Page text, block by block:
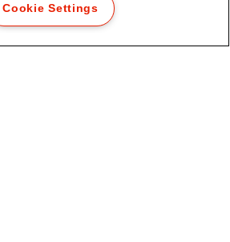
Cookie Settings